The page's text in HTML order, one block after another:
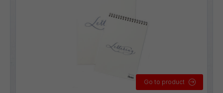
Go to product